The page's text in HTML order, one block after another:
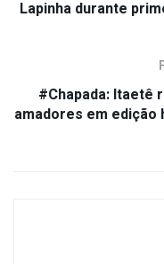
Lapinha durante
#Chapada: Itaetê
amadores em edição